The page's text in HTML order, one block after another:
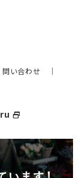
い合わせ ｜
select_window